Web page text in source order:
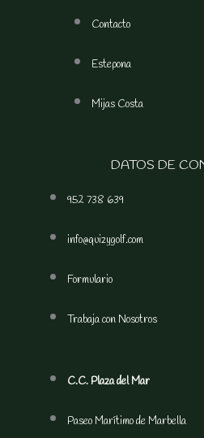
Contacto
Estepona
Mijas Costa
DATOS DE
952 738 639
info@quizygolf.com
Formulario
Trabaja con Nosotros
C.C. Plaza del Mar
Paseo Marítimo de Marbella